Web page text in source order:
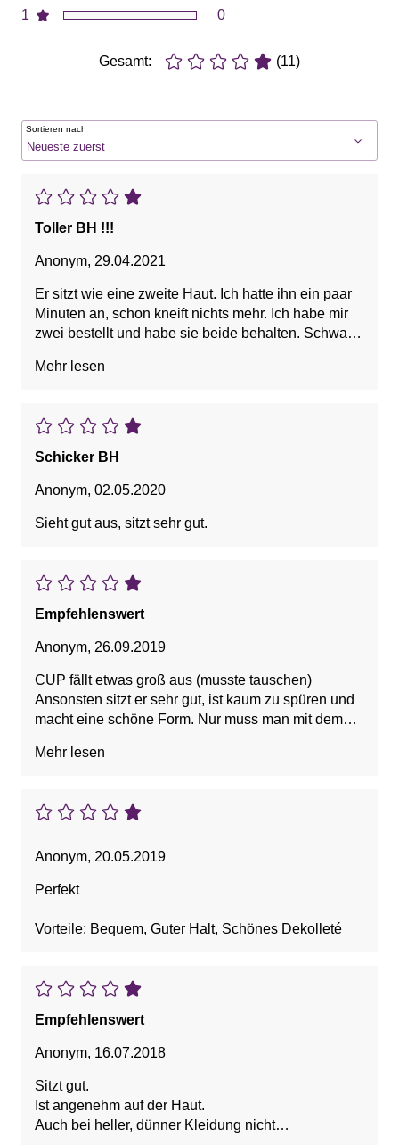
1
0
Gesamt: (11)
Sortieren nach
Toller BH !!!
Anonym, 29.04.2021
Er sitzt wie eine zweite Haut. Ich hatte ihn ein paar
Minuten an, schon kneift nichts mehr. Ich habe mir
zwei bestellt und habe sie beide behalten. Schwarz
dünn, gut für den Sommer. Handwäsche. Sehr
Mehr lesen
Schicker BH
Anonym, 02.05.2020
Sieht gut aus, sitzt sehr gut.
Empfehlenswert
Anonym, 26.09.2019
CUP fällt etwas groß aus (musste tauschen)
Ansonsten sitzt er sehr gut, ist kaum zu spüren und
macht eine schöne Form. Nur muss man mit dem
hängen bleibt.
Mehr lesen
Anonym, 20.05.2019
Perfekt
Vorteile: Bequem, Guter Halt, Schönes Dekolleté
Empfehlenswert
Anonym, 16.07.2018
Sitzt gut.
Ist angenehm auf der Haut.
Auch bei heller, dünner Kleidung nicht